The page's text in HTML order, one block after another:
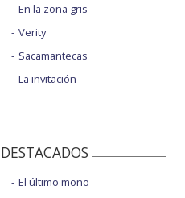
En la zona gris
Verity
Sacamantecas
La invitación
El último mono